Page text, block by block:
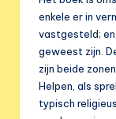
enkele er in
vastgesteld;
geweest zijn.
zijn beide
Helpen, als
typisch